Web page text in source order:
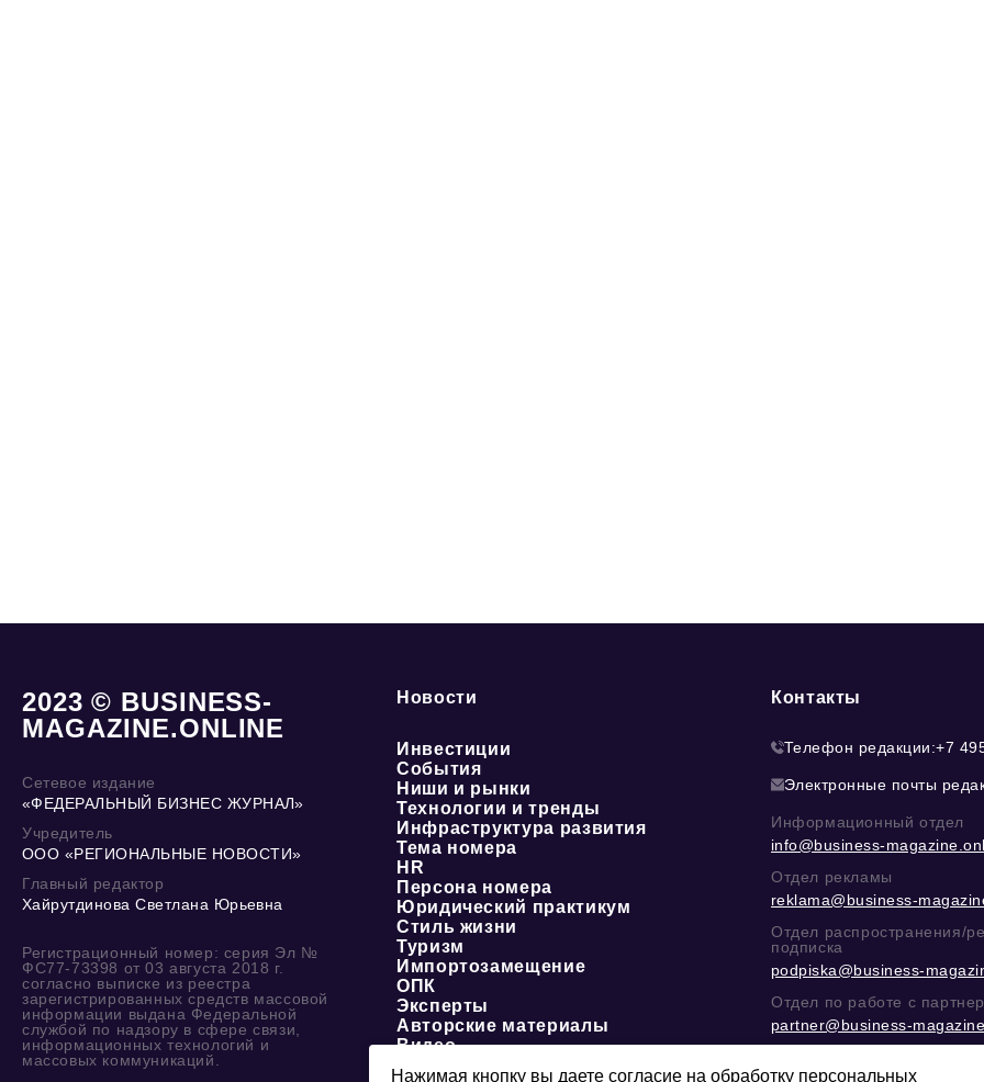
2023 © BUSINESS-
MAGAZINE.ONLINE
Сетевое издание
«ФЕДЕРАЛЬНЫЙ БИЗНЕС ЖУРНАЛ»
Учредитель
ООО «РЕГИОНАЛЬНЫЕ НОВОСТИ»
Главный редактор
Хайрутдинова Светлана Юрьевна
Регистрационный номер: серия Эл №
ФС77-73398 от 03 августа 2018 г.
согласно выписке из реестра
зарегистрированных средств массовой
информации выдана Федеральной
службой по надзору в сфере связи,
информационных технологий и
массовых коммуникаций.
Новости
Инвестиции
События
Ниши и рынки
Технологии и тренды
Инфраструктура развития
Тема номера
HR
Персона номера
Юридический практикум
Стиль жизни
Туризм
Импортозамещение
ОПК
Эксперты
Авторские материалы
Видео
Контакты
Телефон редакции:+7
Электронные почты
Информационный отдел
info@business-
Отдел рекламы
reklama@business-
Отдел распространения/
подписка
podpiska@business-
Отдел по работе с
partner@business-
@mazovилиMAX
Нажимая кнопку вы даете согласие на обработку персональных